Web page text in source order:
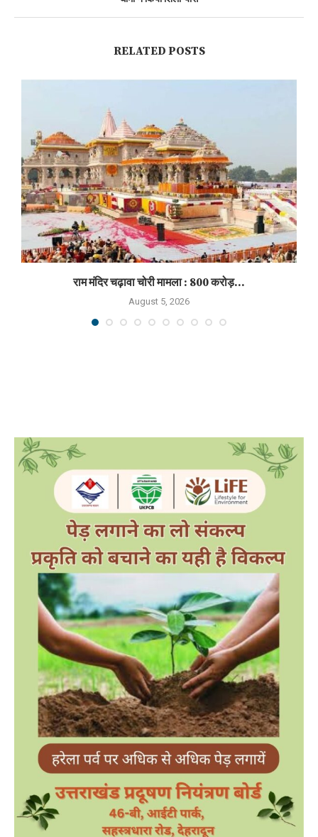
RELATED POSTS
राम मंदिर चढ़ावा चोरी मामला : 800 करोड़...
August 5, 2026